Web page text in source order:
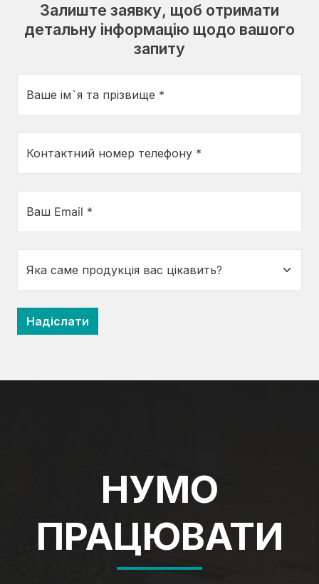
Залиште заявку, щоб отримати
детальну інформацію щодо вашого
запиту
Ваше ім`я та прізвище *
Контактний номер телефону *
Ваш Email *
НУМО
ПРАЦЮВАТИ